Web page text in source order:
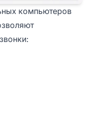
компьютеров